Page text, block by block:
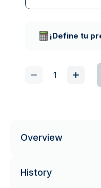
¡Define tu
Overview
History